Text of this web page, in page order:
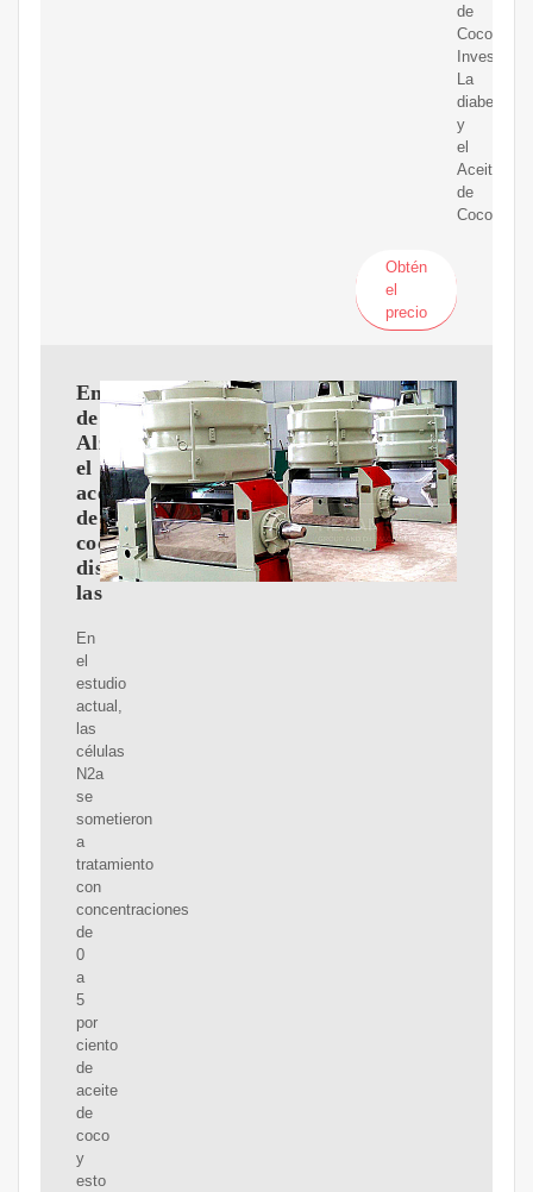
de
Coco;
La
diabetes
y
el
Aceite
de
Coco
Obtén
el
precio
Enfermedad
de
Alzheimer:
el
aceite
de
coco
disminuye
las
En
el
estudio
actual,
las
células
N2a
se
sometieron
a
tratamiento
con
concentraciones
de
0
a
5
por
ciento
de
aceite
de
coco
y
esto